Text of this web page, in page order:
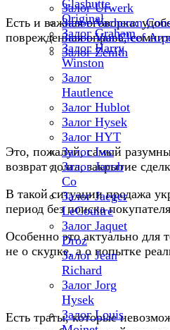
Залог Urwerk
Залог Vacheron
Залог Van Cleef
Залог Zenith
Glashutte
Original
Залог Graham
Залог Harry
Winston
Залог
Hautlence
Залог Hublot
Залог Hysek
Залог HYT
Залог Iwc
Залог Jacob
Co
Залог Jaeger
LeCoultre
Залог Jaquet
Droz
Залог Jean
Richard
Залог Jorg
Hysek
Залог Louis
Есть и важная оговорка:
поврежденная оправа,
Это, пожалуй, самый
возврат долга, закрытие
В такой ситуации продажа
период без поиска
Особенно это актуально
не о скупке, а о попытке
Есть траты, которые